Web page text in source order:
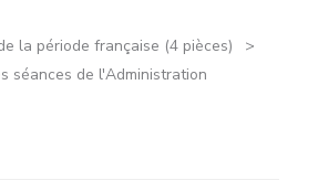
la période française (4 pièces)
séances de l'Administration